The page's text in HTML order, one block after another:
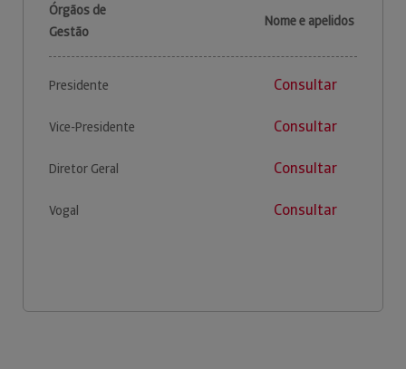
Órgãos de
Gestão
Nome e apelidos
Presidente Consultar
Vice-Presidente Consultar
Diretor Geral Consultar
Vogal Consultar